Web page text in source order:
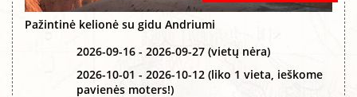
Pažintinė kelionė su gidu Andriumi
2026-09-16 - 2026-09-27 (vietų nėra)
2026-10-01 - 2026-10-12 (liko 1 vieta, ieškome
pavienės moters!)